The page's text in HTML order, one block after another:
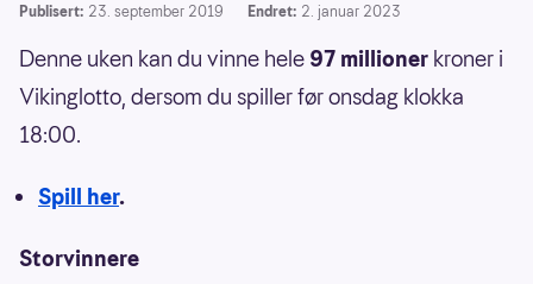
Publisert: 23. september 2019 Endret: 2. januar 2023
Denne uken kan du vinne hele 97 millioner kroner i
Vikinglotto, dersom du spiller før onsdag klokka
18:00.
Spill her.
Storvinnere